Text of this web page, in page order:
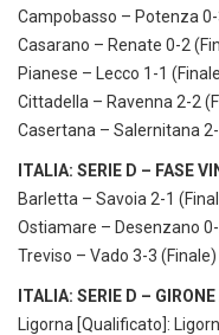
Campobasso – Potenza
Casarano – Renate 0-2
Pianese – Lecco 1-1
Cittadella – Ravenna 2-2
Casertana – Salernitana
ITALIA: SERIE D – FASE
Barletta – Savoia 2-1
Ostiamare – Desenzano
Treviso – Vado 3-3 (Finale)
ITALIA: SERIE D –
Ligorna [Qualificato]: